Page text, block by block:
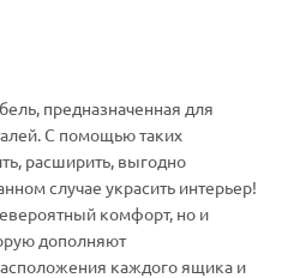
предназначенная для
С помощью таких
расширить, выгодно
случае украсить интерьер!
комфорт, но и
дополняют
каждого ящика и